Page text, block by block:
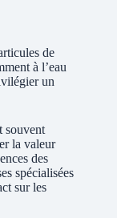
de
à l’eau
un
souvent
la valeur
des
spécialisées
sur les